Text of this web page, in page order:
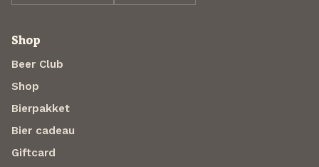
Shop
Beer Club
Shop
Bierpakket
Bier cadeau
Giftcard